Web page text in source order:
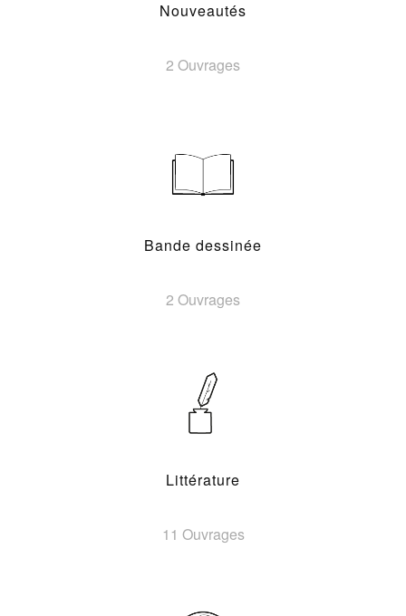
Nouveautés
2 Ouvrages
Bande dessinée
2 Ouvrages
Littérature
11 Ouvrages